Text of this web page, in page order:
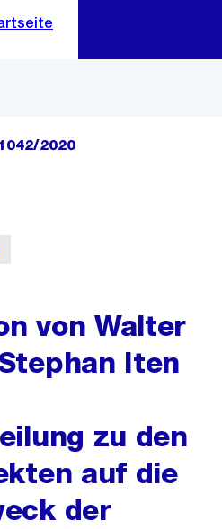
ein2020
von Walter
Iten
zu den
auf die
der